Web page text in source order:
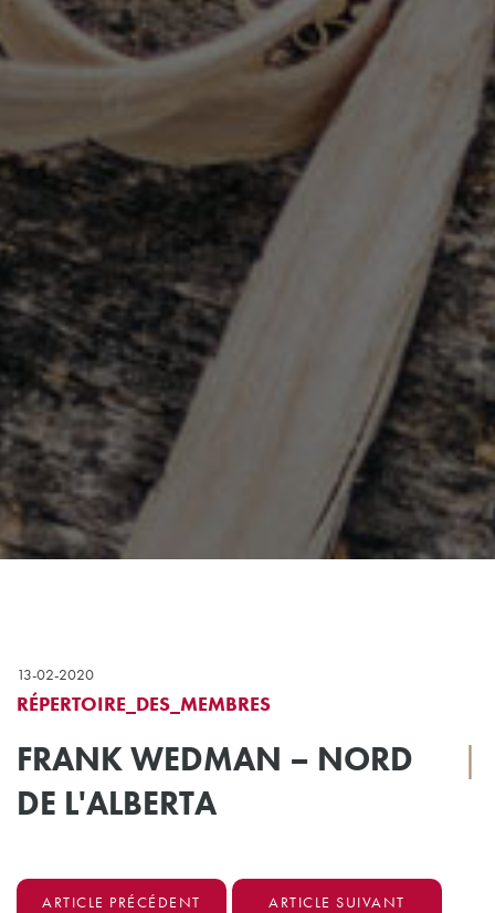
13-02-2020
RÉPERTOIRE_DES_MEMBRES
FRANK WEDMAN – NORD
DE L'ALBERTA
|
ARTICLE PRÉCÉDENT ARTICLE SUIVANT